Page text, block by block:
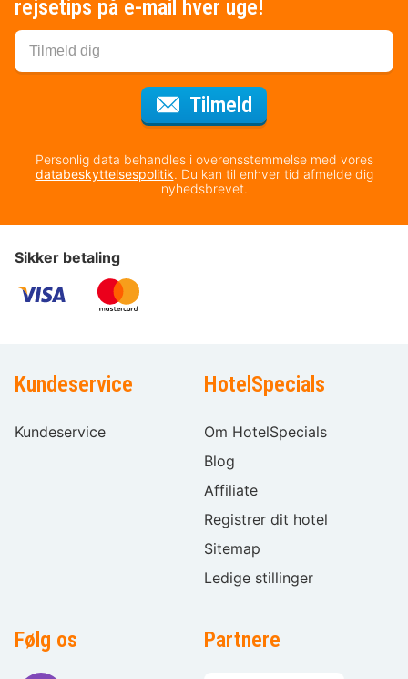
rejsetips på e-mail hver uge!
Tilmeld
Personlig data behandles i overensstemmelse med vores
databeskyttelsespolitik. Du kan til enhver tid afmelde dig
nyhedsbrevet.
Sikker betaling
Kundeservice
Kundeservice
HotelSpecials
Om HotelSpecials
Blog
Affiliate
Registrer dit hotel
Sitemap
Ledige stillinger
Følg os Partnere